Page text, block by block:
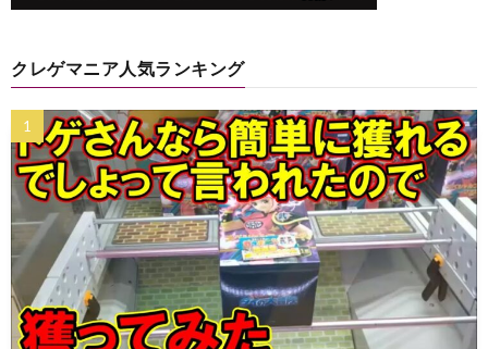
クレゲマニア人気ランキング